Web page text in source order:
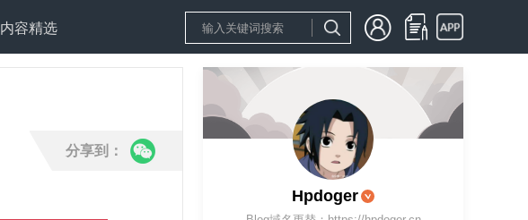
内容精选
分享到：
Hpdoger